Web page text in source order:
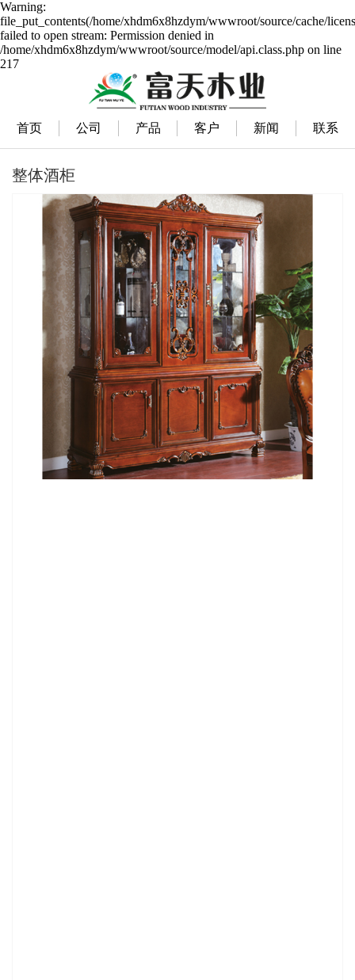
Warning:
file_put_contents(/home/xhdm6x8hzdym/wwwroot/source/cache/
failed to open stream: Permission denied in
/home/xhdm6x8hzdym/wwwroot/source/model/api.class.php on line
217
首页 公司 产品 客户 新闻 联系
整体酒柜